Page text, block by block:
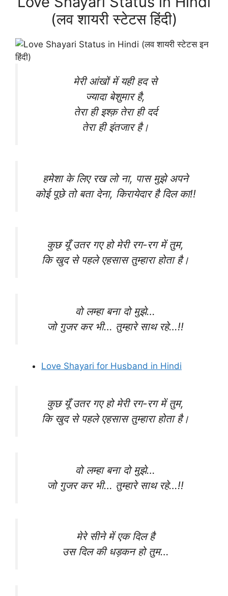
(लव शायरी स्टेटस हिंदी)
मेरी आंखों में यही हद से
ज्यादा बेशुमार है,
तेरा ही इश्क़ तेरा ही दर्द
तेरा ही इंतजार है।
हमेशा के लिए रख लो ना, पास मुझे अपने
कोई पूछे तो बता देना, किरायेदार है दिल का!!
कुछ यूँ उतर गए हो मेरी रग-रग में तुम,
कि खुद से पहले एहसास तुम्हारा होता है।
वो लम्हा बना दो मुझे…
जो गुजर कर भी… तुम्हारे साथ रहे…!!
Love Shayari for Husband in Hindi
कुछ यूँ उतर गए हो मेरी रग-रग में तुम,
कि खुद से पहले एहसास तुम्हारा होता है।
वो लम्हा बना दो मुझे…
जो गुजर कर भी… तुम्हारे साथ रहे…!!
मेरे सीने में एक दिल है
उस दिल की धड़कन हो तुम…